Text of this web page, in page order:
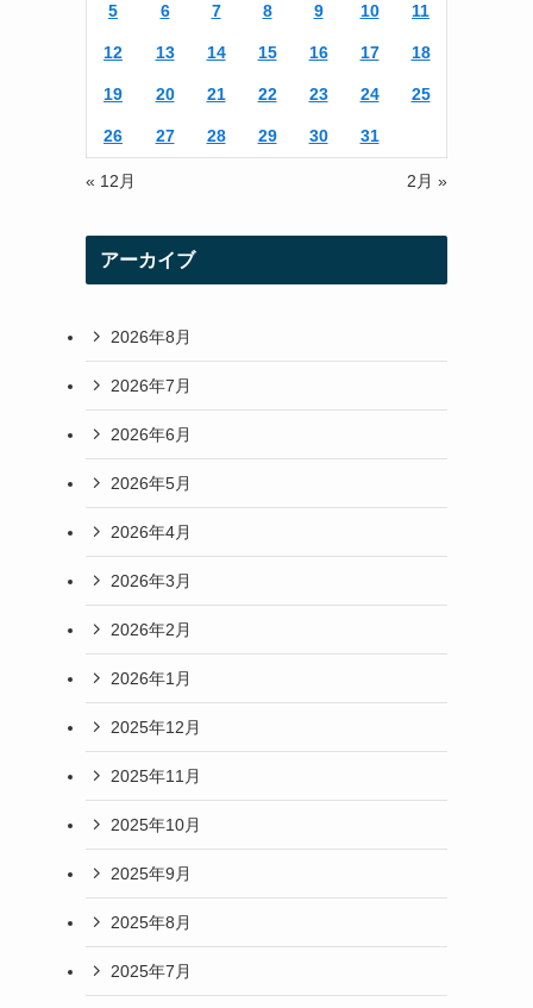
5 6 7 8 9 10 11
12 13 14 15 16 17 18
19 20 21 22 23 24 25
26 27 28 29 30 31
« 12月 2月 »
アーカイブ
2026年8月
2026年7月
2026年6月
2026年5月
2026年4月
2026年3月
2026年2月
2026年1月
2025年12月
2025年11月
2025年10月
2025年9月
2025年8月
2025年7月